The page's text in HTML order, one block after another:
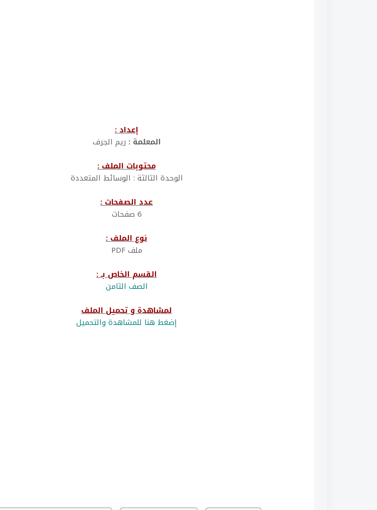
إعداد :
المعلمة : ريم الجرف
محتويات الملف :
الوحدة الثالثة : الوسائط المتعددة
عدد الصفحات :
6 صفحات
نوع الملف :
ملف PDF
القسم الخاص بـ :
الصف الثامن
لمشاهدة و تحميل الملف
إضغط هنا للمشاهدة والتحميل